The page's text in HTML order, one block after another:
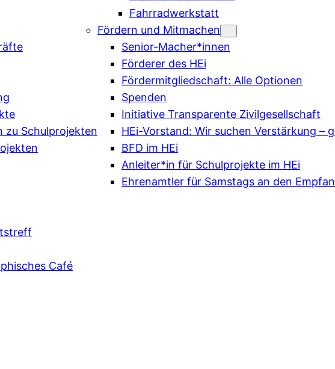
Fahrradwerkstatt
zu Schulprojekten
Fördern und Mitmachen
Senior-Macher*innen
Förderer des HEi
Fördermitgliedschaft: Alle Optionen
Spenden
Initiative Transparente Zivilgesellschaft
HEi-Vorstand: Wir suchen Verstärkung –
BFD im HEi
Anleiter*in für Schulprojekte im HEi
Ehrenamtler für Samstags an den
Café